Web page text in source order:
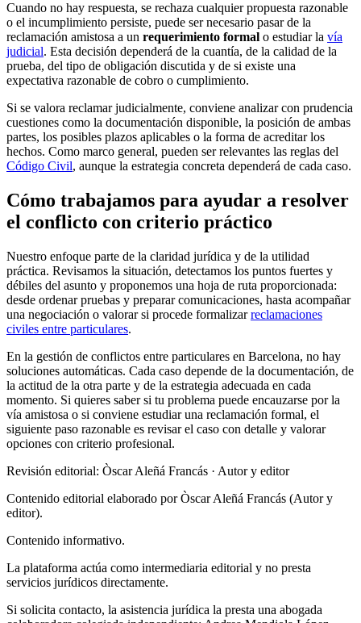
Cuando no hay respuesta, se rechaza cualquier propuesta razonable
o el incumplimiento persiste, puede ser necesario pasar de la
reclamación amistosa a un requerimiento formal o estudiar la vía
judicial. Esta decisión dependerá de la cuantía, de la calidad de la
prueba, del tipo de obligación discutida y de si existe una
expectativa razonable de cobro o cumplimiento.
Si se valora reclamar judicialmente, conviene analizar con prudencia
cuestiones como la documentación disponible, la posición de ambas
partes, los posibles plazos aplicables o la forma de acreditar los
hechos. Como marco general, pueden ser relevantes las reglas del
Código Civil, aunque la estrategia concreta dependerá de cada caso.
Cómo trabajamos para ayudar a resolver
el conflicto con criterio práctico
Nuestro enfoque parte de la claridad jurídica y de la utilidad
práctica. Revisamos la situación, detectamos los puntos fuertes y
débiles del asunto y proponemos una hoja de ruta proporcionada:
desde ordenar pruebas y preparar comunicaciones, hasta acompañar
una negociación o valorar si procede formalizarreclamaciones
civiles entre particulares.
En la gestión de conflictos entre particulares en Barcelona, no hay
soluciones automáticas. Cada caso depende de la documentación, de
la actitud de la otra parte y de la estrategia adecuada en cada
momento. Si quieres saber si tu problema puede encauzarse por la
vía amistosa o si conviene estudiar una reclamación formal, el
siguiente paso razonable es revisar el caso con detalle y valorar
opciones con criterio profesional.
Revisión editorial: Òscar Aleñá Francás · Autor y editor
Contenido editorial elaborado por Òscar Aleñá Francás (Autor y
editor).
Contenido informativo.
La plataforma actúa como intermediaria editorial y no presta
servicios jurídicos directamente.
Si solicita contacto, la asistencia jurídica la presta una abogada